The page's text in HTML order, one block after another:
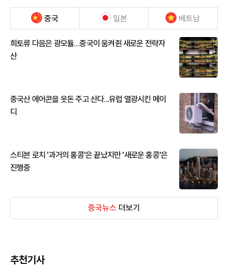
중국 일본 베트남
희토류 다음은 광모듈…중국이 움켜쥔 새로운 전략자
산
중국산 에어콘을 웃돈 주고 산다...유럽 열광시킨 메이
디
스티븐 로치 '과거의 홍콩'은 끝났지만 '새로운 홍콩'은
진행중
중국뉴스 더보기
추천기사